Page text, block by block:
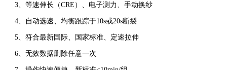
3、等速伸长（CRE）、电子测力、手动换纱
4、自动选速、均衡跟踪于10s或20s断裂
5、符合最新国际、国家标准、定速拉伸
6、无效数据删除任意一次